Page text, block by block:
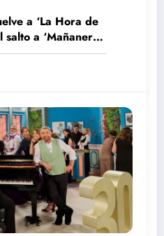
a ‘La Hora de
a ‘Mañaneros